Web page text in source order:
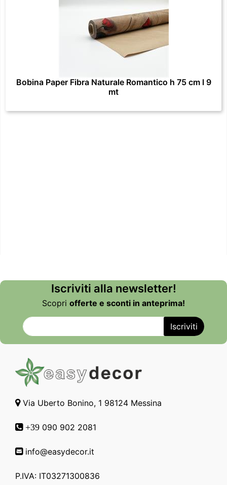
Bobina Paper Fibra Naturale Romantico h 75 cm l 9
mt
Iscriviti alla newsletter!
Scopri offerte e sconti in anteprima!
Via Uberto Bonino, 1 98124 Messina
+39 090 902 2081
info@easydecor.it
P.IVA: IT03271300836